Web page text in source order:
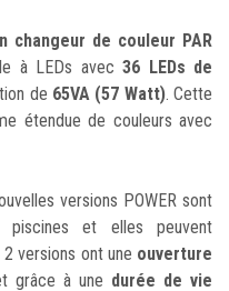
changeur de couleur PAR
à LEDs avec 36 LEDs de
de 65VA (57 Watt). Cette
étendue de couleurs avec
versions POWER sont
et elles peuvent
versions ont une ouverture
grâce à une durée de vie